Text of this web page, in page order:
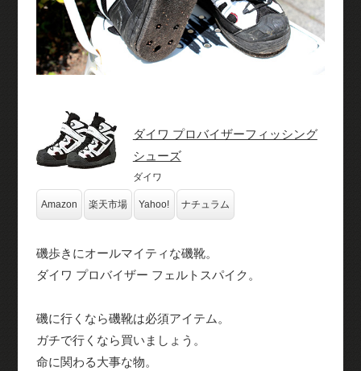
ダイワ プロバイザーフィッシング
シューズ
ダイワ
Amazon 楽天市場 Yahoo! ナチュラム
磯歩きにオールマイティな磯靴。
ダイワ プロバイザー フェルトスパイク。
磯に行くなら磯靴は必須アイテム。
ガチで行くなら買いましょう。
命に関わる大事な物。